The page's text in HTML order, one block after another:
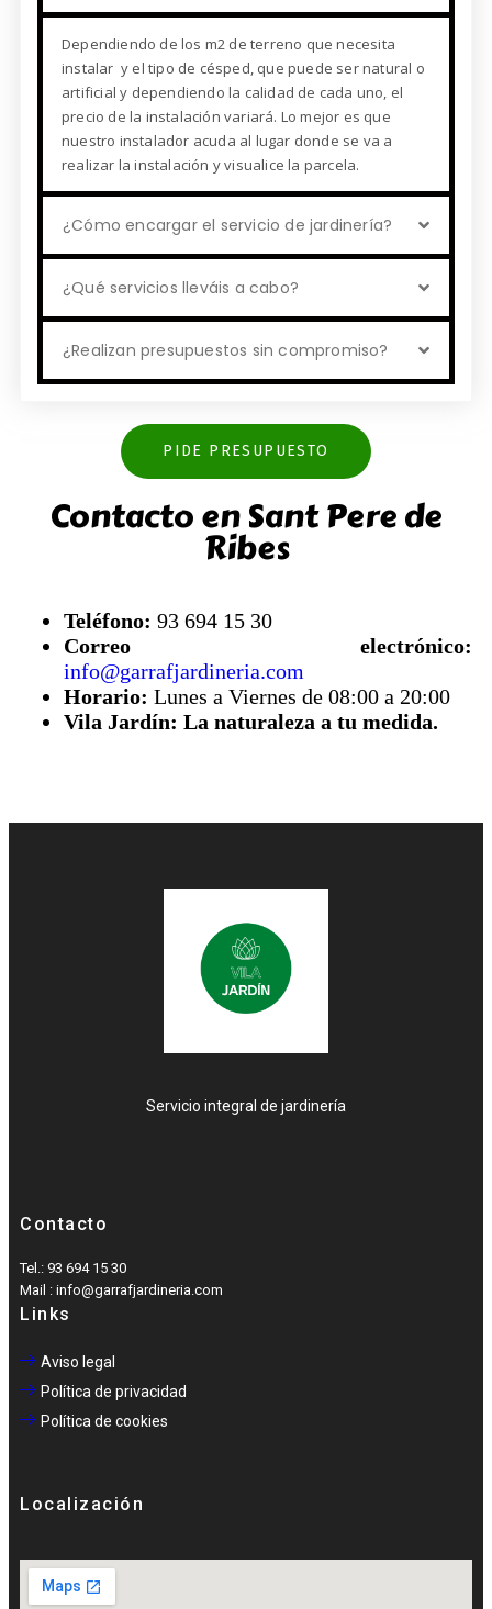
Dependiendo de los m2 de terreno que necesita
instalar y el tipo de césped, que puede ser natural o
artificial y dependiendo la calidad de cada uno, el
precio de la instalación variará. Lo mejor es que
nuestro instalador acuda al lugar donde se va a
realizar la instalación y visualice la parcela.
¿Cómo encargar el servicio de jardinería?
¿Qué servicios lleváis a cabo?
¿Realizan presupuestos sin compromiso?
PIDE PRESUPUESTO
Contacto en Sant Pere de
Ribes
Teléfono: 93 694 15 30
Correo electrónico:
info@garrafjardineria.com
Horario: Lunes a Viernes de 08:00 a 20:00
Vila Jardín: La naturaleza a tu medida.
Servicio integral de jardinería
Contacto
Tel.: 93 694 15 30
Mail : info@garrafjardineria.com
Links
Aviso legal
Política de privacidad
Política de cookies
Localización